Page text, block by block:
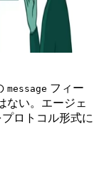
message フィー
ない。エージェ
ロトコル形式に